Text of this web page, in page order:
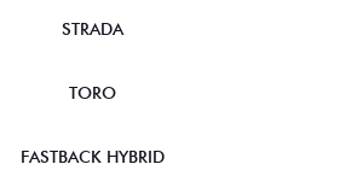
STRADA
TORO
FASTBACK HYBRID